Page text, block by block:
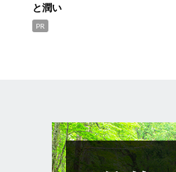
と潤い
PR